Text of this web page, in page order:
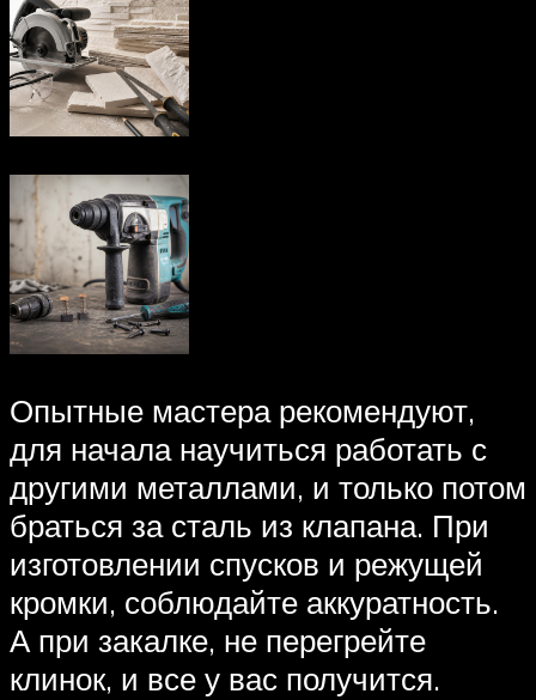
Опытные мастера рекомендуют,
для начала научиться работать с
другими металлами, и только потом
браться за сталь из клапана. При
изготовлении спусков и режущей
кромки, соблюдайте аккуратность.
А при закалке, не перегрейте
клинок, и все у вас получится.